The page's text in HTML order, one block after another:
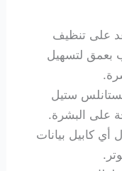
على تنظيف
بعمق لتسهيل
ستيل
كابيل بيانات